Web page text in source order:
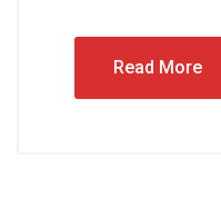
Read More